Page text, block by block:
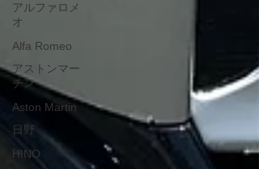
アルファロメ
オ
Alfa Romeo
アストンマー
チン
Aston Martin
日野
HINO